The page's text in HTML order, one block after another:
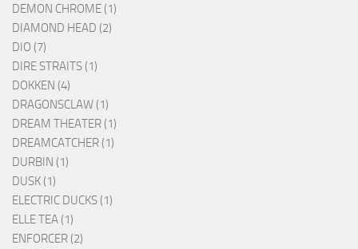
DEMON CHROME (1)
DIAMOND HEAD (2)
DIO (7)
DIRE STRAITS (1)
DOKKEN (4)
DRAGONSCLAW (1)
DREAM THEATER (1)
DREAMCATCHER (1)
DURBIN (1)
DUSK (1)
ELECTRIC DUCKS (1)
ELLE TEA (1)
ENFORCER (2)